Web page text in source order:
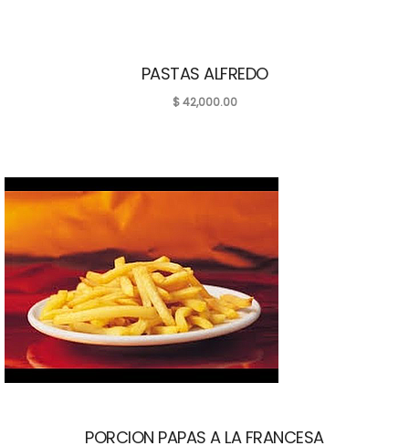
PASTAS ALFREDO
$42,000.00
PORCION PAPAS A LA FRANCESA